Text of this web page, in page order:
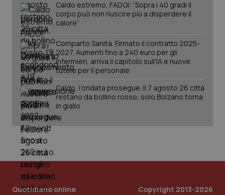
Caldo estremo, FADOI: “Sopra i 40 gradi il
corpo può non riuscire più a disperdere il
calore”
Comparto Sanità. Firmato il contratto 2025-
2027. Aumenti fino a 240 euro per gli
infermieri, arriva il capitolo sull'IA e nuove
tutele per il personale
Caldo, l’ondata prosegue. Il 7 agosto 26 città
restano da bollino rosso, solo Bolzano torna
in giallo
Quotidiano online
Copyright 2013-2026
PHPSESSID
PHP.net
www.quotidianosanita.it